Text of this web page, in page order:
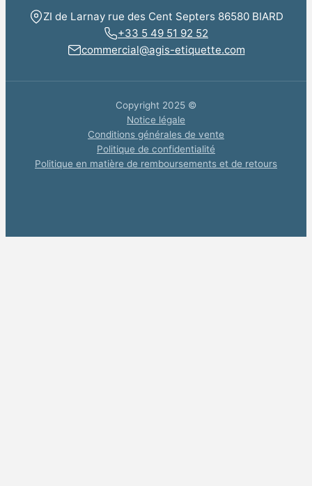
ZI de Larnay rue des Cent Septers 86580 BIARD
+33 5 49 51 92 52
commercial@agis-etiquette.com
Copyright 2025 ©
Notice légale
Conditions générales de vente
Politique de confidentialité
Politique en matière de remboursements et de retours